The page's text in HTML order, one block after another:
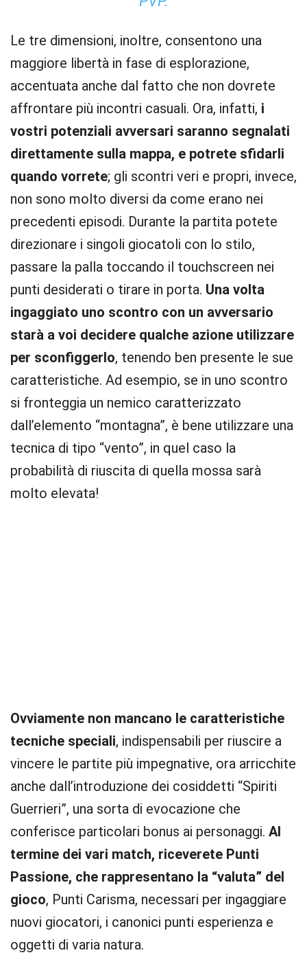
Le tre dimensioni, inoltre, consentono una
maggiore libertà in fase di esplorazione,
accentuata anche dal fatto che non dovrete
affrontare più incontri casuali. Ora, infatti, i
vostri potenziali avversari saranno segnalati
direttamente sulla mappa, e potrete sfidarli
quando vorrete; gli scontri veri e propri, invece,
non sono molto diversi da come erano nei
precedenti episodi. Durante la partita potete
direzionare i singoli giocatoli con lo stilo,
passare la palla toccando il touchscreen nei
punti desiderati o tirare in porta. Una volta
ingaggiato uno scontro con un avversario
starà a voi decidere qualche azione utilizzare
per sconfiggerlo, tenendo ben presente le sue
caratteristiche. Ad esempio, se in uno scontro
si fronteggia un nemico caratterizzato
dall’elemento “montagna”, è bene utilizzare una
tecnica di tipo “vento”, in quel caso la
probabilità di riuscita di quella mossa sarà
molto elevata!
Ovviamente non mancano le caratteristiche
tecniche speciali, indispensabili per riuscire a
vincere le partite più impegnative, ora arricchite
anche dall’introduzione dei cosiddetti “Spiriti
Guerrieri”, una sorta di evocazione che
conferisce particolari bonus ai personaggi. Al
termine dei vari match, riceverete Punti
Passione, che rappresentano la “valuta” del
gioco, Punti Carisma, necessari per ingaggiare
nuovi giocatori, i canonici punti esperienza e
oggetti di varia natura.